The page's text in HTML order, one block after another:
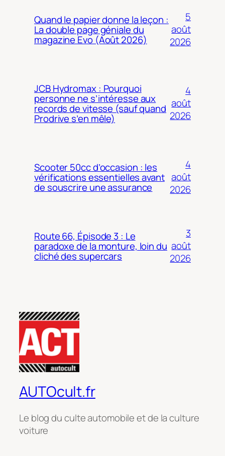
Quand le papier donne la leçon :
La double page géniale du
magazine Evo (Août 2026)
5
août
2026
JCB Hydromax : Pourquoi
personne ne s’intéresse aux
records de vitesse (sauf quand
Prodrive s’en mêle)
4
août
2026
Scooter 50cc d’occasion : les
vérifications essentielles avant
de souscrire une assurance
4
août
2026
Route 66, Épisode 3 : Le
paradoxe de la monture, loin du
cliché des supercars
3
août
2026
AUTOcult.fr
Le blog du culte automobile et de la culture
voiture